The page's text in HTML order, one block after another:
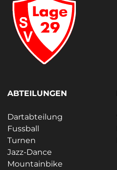
ABTEILUNGEN
Dartabteilung
Fussball
Turnen
Jazz-Dance
Mountainbike